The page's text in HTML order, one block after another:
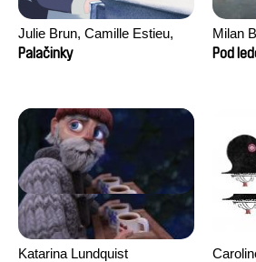
Julie Brun, Camille Estieu,
Jiamin Peng
Palačinky
Milan
Pod
Katarina Lundquist